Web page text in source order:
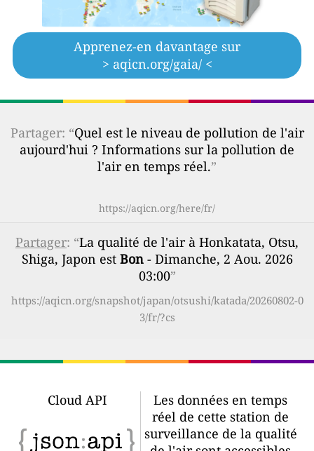
Apprenez-en davantage sur
> aqicn.org/gaia/ <
Partager: “Quel est le niveau de pollution de l'air
aujourd'hui ? Informations sur la pollution de
l'air en temps réel.”
https://aqicn.org/here/fr/
Partager: “La qualité de l'air à Honkatata, Otsu,
Shiga, Japon est Bon- Dimanche, 2 Aou. 2026
03:00”
https://aqicn.org/snapshot/japan/otsushi/katada/20260802-0
3/fr/?cs
Cloud API
Les données en temps
réel de cette station de
surveillance de la qualité